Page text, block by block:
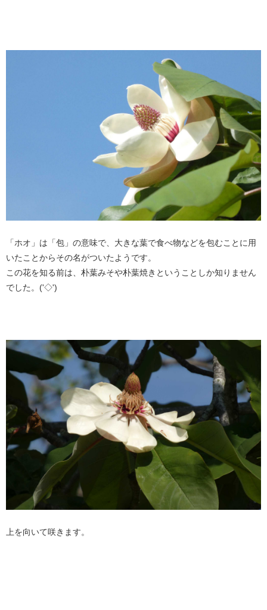
「ホオ」は「包」の意味で、大きな葉で食べ物などを包むことに用
いたことからその名がついたようです。
この花を知る前は、朴葉みそや朴葉焼きということしか知りません
でした。('◇')ゞ
上を向いて咲きます。